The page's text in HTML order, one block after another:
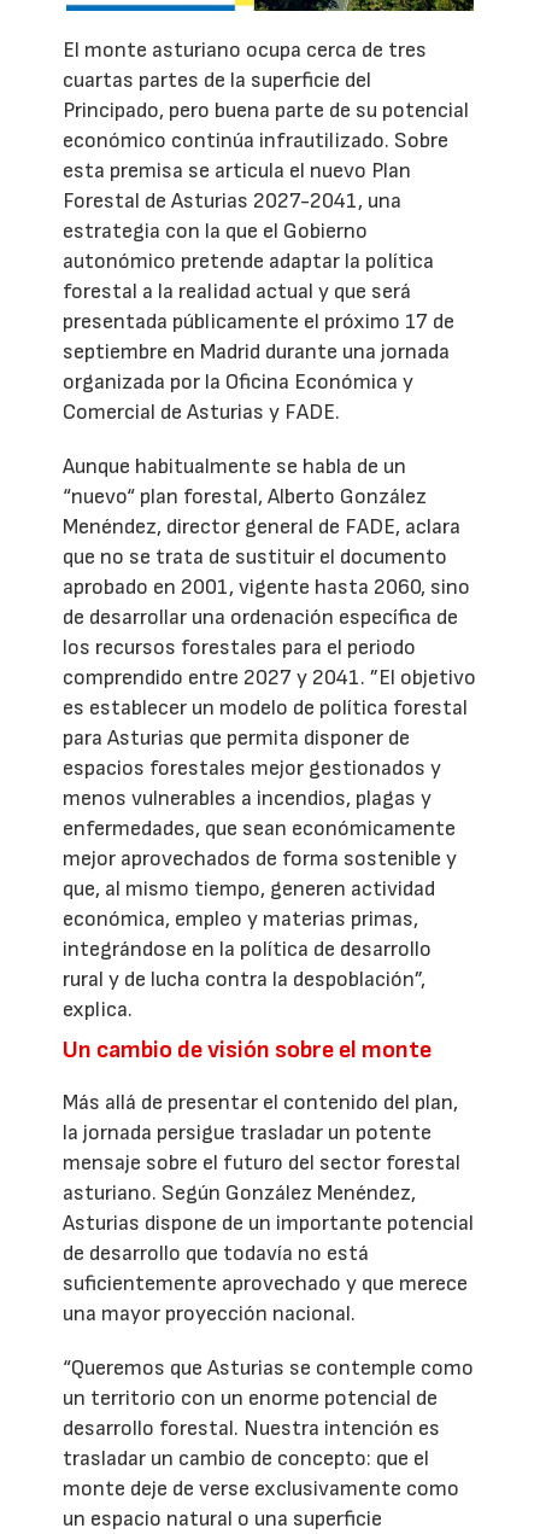
El monte asturiano ocupa cerca de tres
cuartas partes de la superficie del
Principado, pero buena parte de su potencial
económico continúa infrautilizado. Sobre
esta premisa se articula el nuevo Plan
Forestal de Asturias 2027-2041, una
estrategia con la que el Gobierno
autonómico pretende adaptar la política
forestal a la realidad actual y que será
presentada públicamente el próximo 17 de
septiembre en Madrid durante una jornada
organizada por la Oficina Económica y
Comercial de Asturias y FADE.
Aunque habitualmente se habla de un
“nuevo“ plan forestal, Alberto González
Menéndez, director general de FADE, aclara
que no se trata de sustituir el documento
aprobado en 2001, vigente hasta 2060, sino
de desarrollar una ordenación específica de
los recursos forestales para el periodo
comprendido entre 2027 y 2041. ”El objetivo
es establecer un modelo de política forestal
para Asturias que permita disponer de
espacios forestales mejor gestionados y
menos vulnerables a incendios, plagas y
enfermedades, que sean económicamente
mejor aprovechados de forma sostenible y
que, al mismo tiempo, generen actividad
económica, empleo y materias primas,
integrándose en la política de desarrollo
rural y de lucha contra la despoblación”,
explica.
Un cambio de visión sobre el monte
Más allá de presentar el contenido del plan,
la jornada persigue trasladar un potente
mensaje sobre el futuro del sector forestal
asturiano. Según González Menéndez,
Asturias dispone de un importante potencial
de desarrollo que todavía no está
suficientemente aprovechado y que merece
una mayor proyección nacional.
“Queremos que Asturias se contemple como
un territorio con un enorme potencial de
desarrollo forestal. Nuestra intención es
trasladar un cambio de concepto: que el
monte deje de verse exclusivamente como
un espacio natural o una superficie